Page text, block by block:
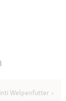
Welpenfutter